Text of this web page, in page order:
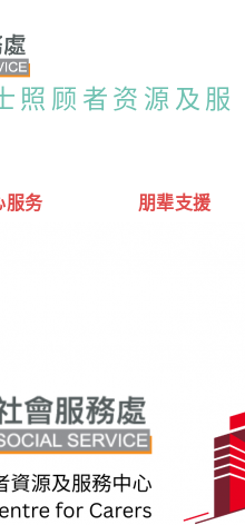
照顾者资源及服
服务 朋辈支援